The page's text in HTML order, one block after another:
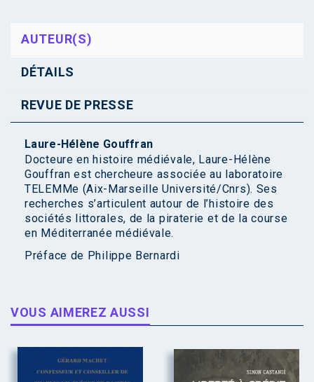
AUTEUR(S)
DÉTAILS
REVUE DE PRESSE
Laure-Hélène Gouffran
Docteure en histoire médiévale, Laure-Hélène
Gouffran est chercheure associée au laboratoire
TELEMMe (Aix-Marseille Université/Cnrs). Ses
recherches s’articulent autour de l’histoire des
sociétés littorales, de la piraterie et de la course
en Méditerranée médiévale.
Préface de Philippe Bernardi
VOUS AIMEREZ AUSSI